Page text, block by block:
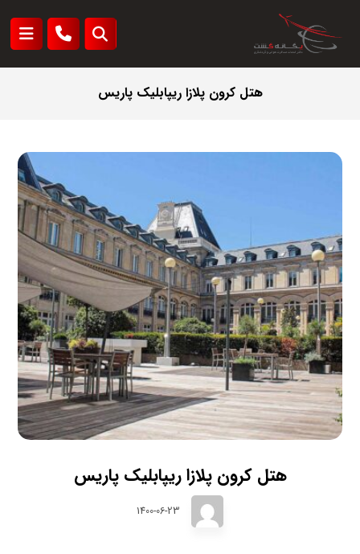
هتل کرون پلازا ریپابلیک پاریس
هتل کرون پلازا ریپابلیک پاریس
1400-06-23